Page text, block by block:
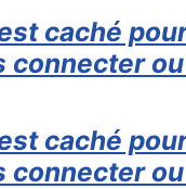
caché
connecter
caché
connecter